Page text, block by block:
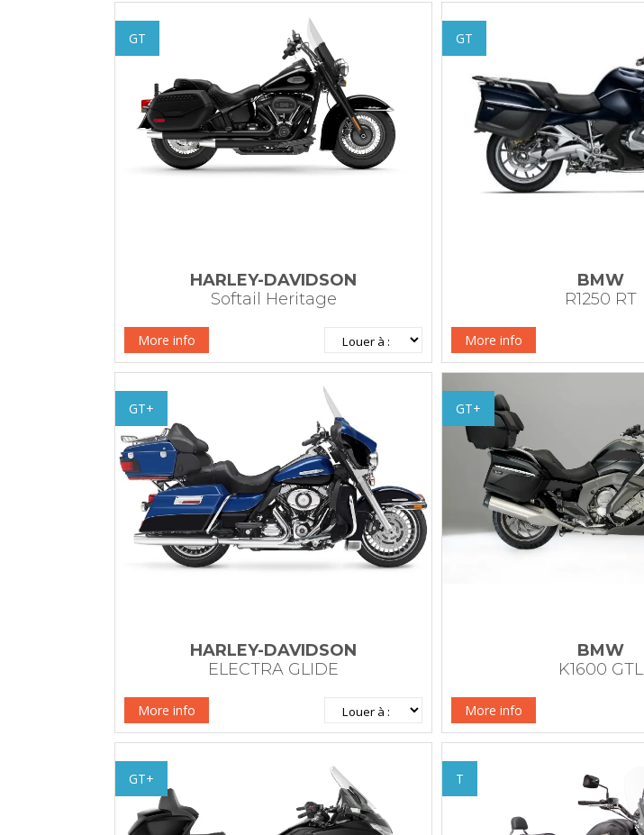
GT
HARLEY-DAVIDSON
Softail Heritage
More info
GT
BMW
R1250 RT
More info
GT+
HARLEY-DAVIDSON
ELECTRA GLIDE
More info
GT+
BMW
K1600 GTL
More info
GT+ T